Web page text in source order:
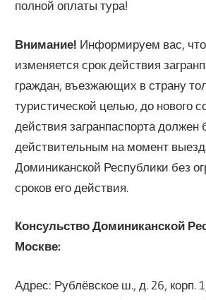
полной оплаты тура!
Внимание! Информируем вас,
изменяется срок действия
граждан, въезжающих в страну
туристической целью, до нового
действия загранпаспорта должен
действительным на момент
Доминиканской Республики без
сроков его действия.
Консульство Доминиканской
Москве:
Адрес: Рублёвское ш., д. 26, корп.